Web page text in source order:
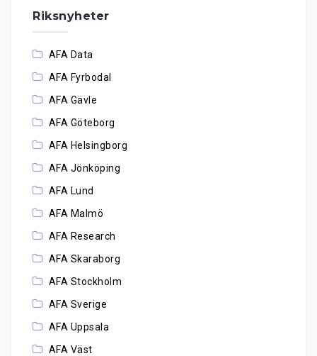
Riksnyheter
AFA Data
AFA Fyrbodal
AFA Gävle
AFA Göteborg
AFA Helsingborg
AFA Jönköping
AFA Lund
AFA Malmö
AFA Research
AFA Skaraborg
AFA Stockholm
AFA Sverige
AFA Uppsala
AFA Väst